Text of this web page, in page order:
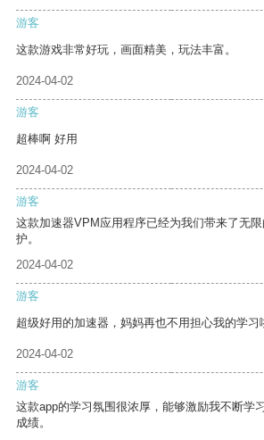
游客
这款游戏非常好玩，画面精美，玩法丰富。
2024-04-02
游客
超棒啊 好用
2024-04-02
游客
这款加速器VPM应用程序已经为我们带来了无
护。
2024-04-02
游客
超级好用的加速器，妈妈再也不用担心我的学习
2024-04-02
游客
这款app的学习氛围很浓厚，能够激励我不断学
成绩。